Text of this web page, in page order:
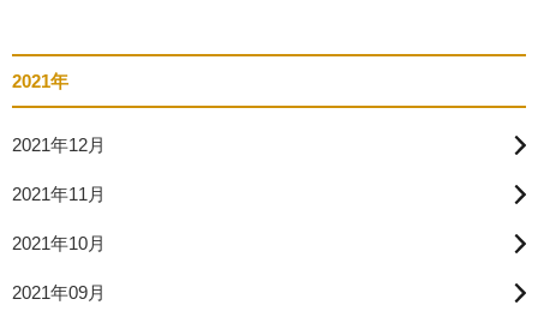
2021年
2021年12月
2021年11月
2021年10月
2021年09月